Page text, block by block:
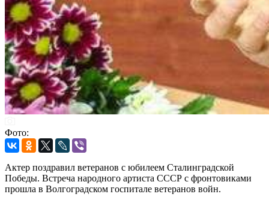
Фото:
Актер поздравил ветеранов с юбилеем Сталинградской
Победы. Встреча народного артиста СССР с фронтовиками
прошла в Волгоградском госпитале ветеранов войн.